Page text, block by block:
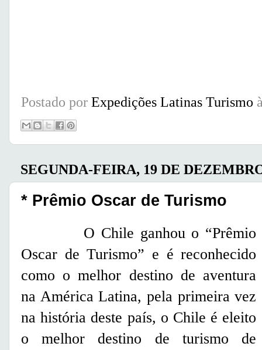
Postado por Expedições Latinas Turismo
SEGUNDA-FEIRA, 19 DE
* Prêmio Oscar de Turismo
O Chile ganhou o “Prêmio
Oscar de Turismo” e é reconhecido
como o melhor destino de aventura
na América Latina, pela primeira vez
na história deste país, o Chile é eleito
o melhor destino de turismo de